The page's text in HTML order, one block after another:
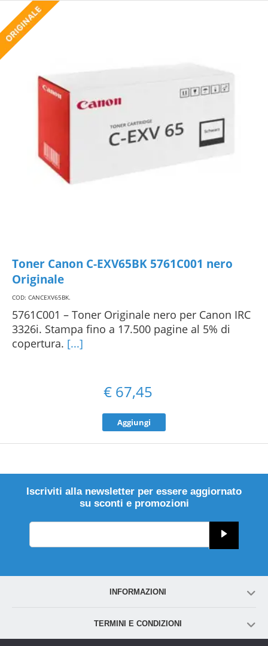
Toner Canon C-EXV65BK 5761C001 nero
Originale
COD: CANCEXV65BK.
5761C001 – Toner Originale nero per Canon IRC
3326i. Stampa fino a 17.500 pagine al 5% di
copertura. [...]
€ 67,45
Aggiungi
Iscriviti alla newsletter per essere aggiornato
su sconti e promozioni
INFORMAZIONI
TERMINI E CONDIZIONI